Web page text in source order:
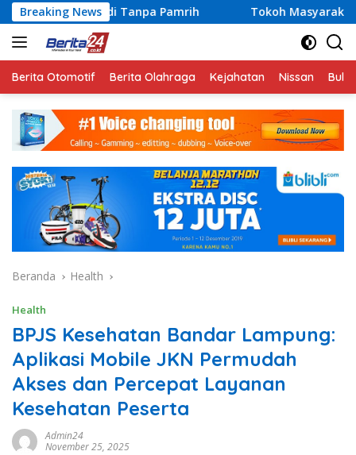
Langsung
ke
konten
Breaking News
Pamrih Tokoh Masyarakat Lampung Jadi
Berita Otomotif Berita Olahraga Kejahatan Nissan
Beranda Health
Health
BPJS Kesehatan Bandar Lampung:
Aplikasi Mobile JKN Permudah
Akses dan Percepat Layanan
Kesehatan Peserta
Admin24
November 25, 2025